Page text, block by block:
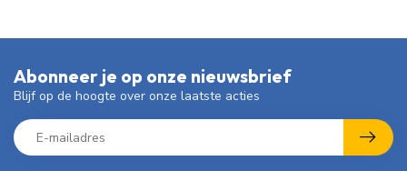
Abonneer je op onze nieuwsbrief
Blijf op de hoogte over onze laatste acties